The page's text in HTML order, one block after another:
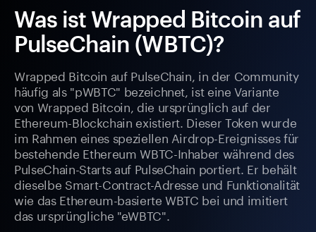
Was ist Wrapped Bitcoin auf
PulseChain (WBTC)?
Wrapped Bitcoin auf PulseChain, in der Community
häufig als "pWBTC" bezeichnet, ist eine Variante
von Wrapped Bitcoin, die ursprünglich auf der
Ethereum-Blockchain existiert. Dieser Token wurde
im Rahmen eines speziellen Airdrop-Ereignisses für
bestehende Ethereum WBTC-Inhaber während des
PulseChain-Starts auf PulseChain portiert. Er behält
dieselbe Smart-Contract-Adresse und Funktionalität
wie das Ethereum-basierte WBTC bei und imitiert
das ursprüngliche "eWBTC".